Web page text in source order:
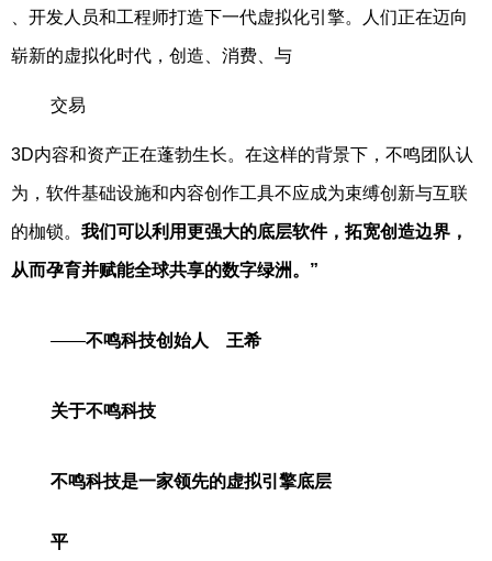
、开发人员和工程师打造下一代虚拟化引擎。人们正在迈向
崭新的虚拟化时代，创造、消费、与
交易
3D内容和资产正在蓬勃生长。在这样的背景下，不鸣团队认
为，软件基础设施和内容创作工具不应成为束缚创新与互联
的枷锁。 我们可以利用更强大的底层软件，拓宽创造边界，
从而孕育并赋能全球共享的数字绿洲。”
——不鸣科技创始人 王希
关于不鸣科技
不鸣科技是一家领先的虚拟引擎底层
平